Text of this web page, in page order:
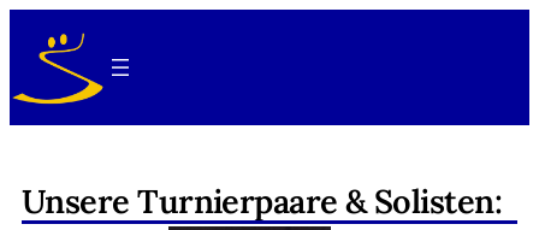
Unsere Turnierpaare & Solisten: